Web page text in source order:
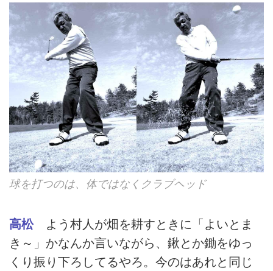
球を打つのは、体ではなくクラブヘッド
高松よう村人が畑を耕すときに「よいとま
き～」かなんか言いながら、鍬とか鋤をゆっ
くり振り下ろしてるやろ。今のはあれと同じ